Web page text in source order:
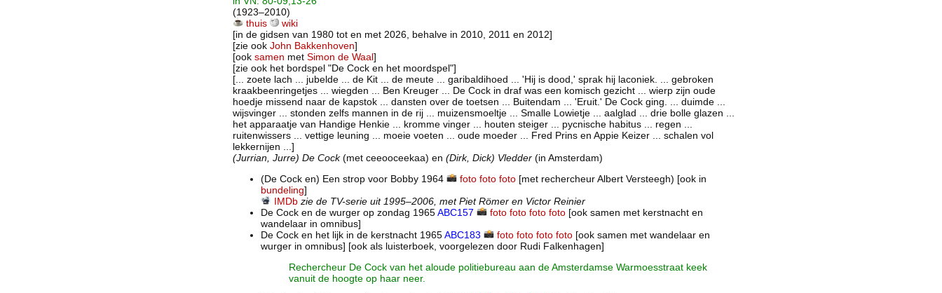
(1923–2010)
thuis
wiki
[in de gidsen van 1980 tot en met 2026, behalve in 2010, 2011 en 2012]
[zie ook John Bakkenhoven]
[ook samen met Simon de Waal]
[zie ook het bordspel "De Cock en het moordspel"]
[... zoete lach ... jubelde ... de Kit ... de meute ... garibaldihoed ... 'Hij is dood,' sprak hij laconiek. ... gebroken
kraakbeenringetjes ... wiegden ... Ben Kreuger ... De Cock in draf was een komisch gezicht ... wierp zijn oude
hoedje missend naar de kapstok ... dansten over de toetsen ... Buitendam ... 'Eruit.' De Cock ging. ... duimde ...
wijsvinger ... stonden zelfs mannen in de rij ... muizensmoeltje ... Smalle Lowietje ... aalglad ... drie bolle glazen ...
het apparaatje van Handige Henkie ... kromme vinger ... houten steiger ... pycnische habitus ... regen ...
ruitenwissers ... vettige leuning ... moeie voeten ... oude moeder ... Fred Prins en Appie Keizer ... schalen vol
lekkernijen ...]
(Jurrian, Jurre) De Cock(met ceeooceekaa) en (Dirk, Dick) Vledder (in Amsterdam)
(De Cock en) Een strop voor Bobby 1964
foto foto foto[met rechercheur Albert Versteegh) [ook in
bundeling]
IMDb zie de TV-serie uit 1995–2006, met Piet Römer en Victor Reinier
De Cock en de wurger op zondag 1965ABC157 foto foto foto foto[ook samen met kerstnacht en
wandelaar in omnibus]
De Cock en het lijk in de kerstnacht 1965ABC183 foto foto foto foto[ook samen met wandelaar en
wurger in omnibus] [ook als luisterboek, voorgelezen door Rudi Falkenhagen]
Rechercheur De Cock van het aloude politiebureau aan de Amsterdamse Warmoesstraat keek
vanuit de hoogte op haar neer.